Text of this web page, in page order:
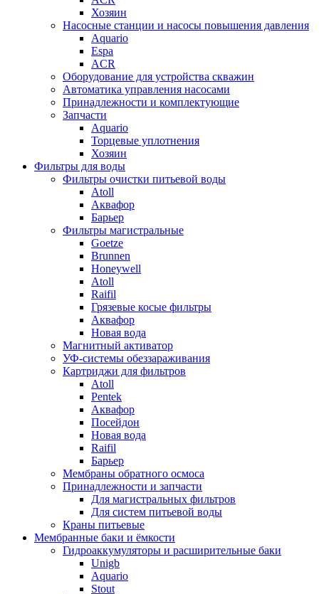
Хозяин
Насосные станции и насосы повышения давления
Aquario
Espa
ACR
Оборудование для устройства скважин
Автоматика управления насосами
Принадлежности и комплектующие
Запчасти
Aquario
Торцевые уплотнения
Хозяин
Фильтры для воды
Фильтры очистки питьевой воды
Atoll
Аквафор
Барьер
Фильтры магистральные
Goetze
Brunnen
Honeywell
Atoll
Raifil
Грязевые косые фильтры
Аквафор
Новая вода
Магнитный активатор
УФ-системы обеззараживания
Картриджи для фильтров
Atoll
Pentek
Аквафор
Посейдон
Новая вода
Raifil
Барьер
Мембраны обратного осмоса
Принадлежности и запчасти
Для магистральных фильтров
Для систем питьевой воды
Краны питьевые
Мембранные баки и ёмкости
Гидроаккумуляторы и расширительные баки
Unigb
Aquario
Stout